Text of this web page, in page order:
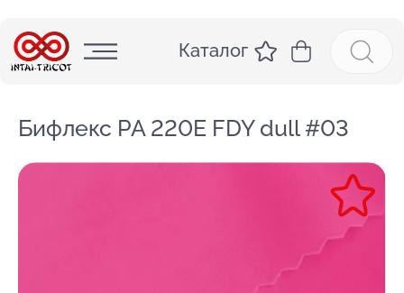
Каталог
Бифлекс PA 220E FDY dull #03